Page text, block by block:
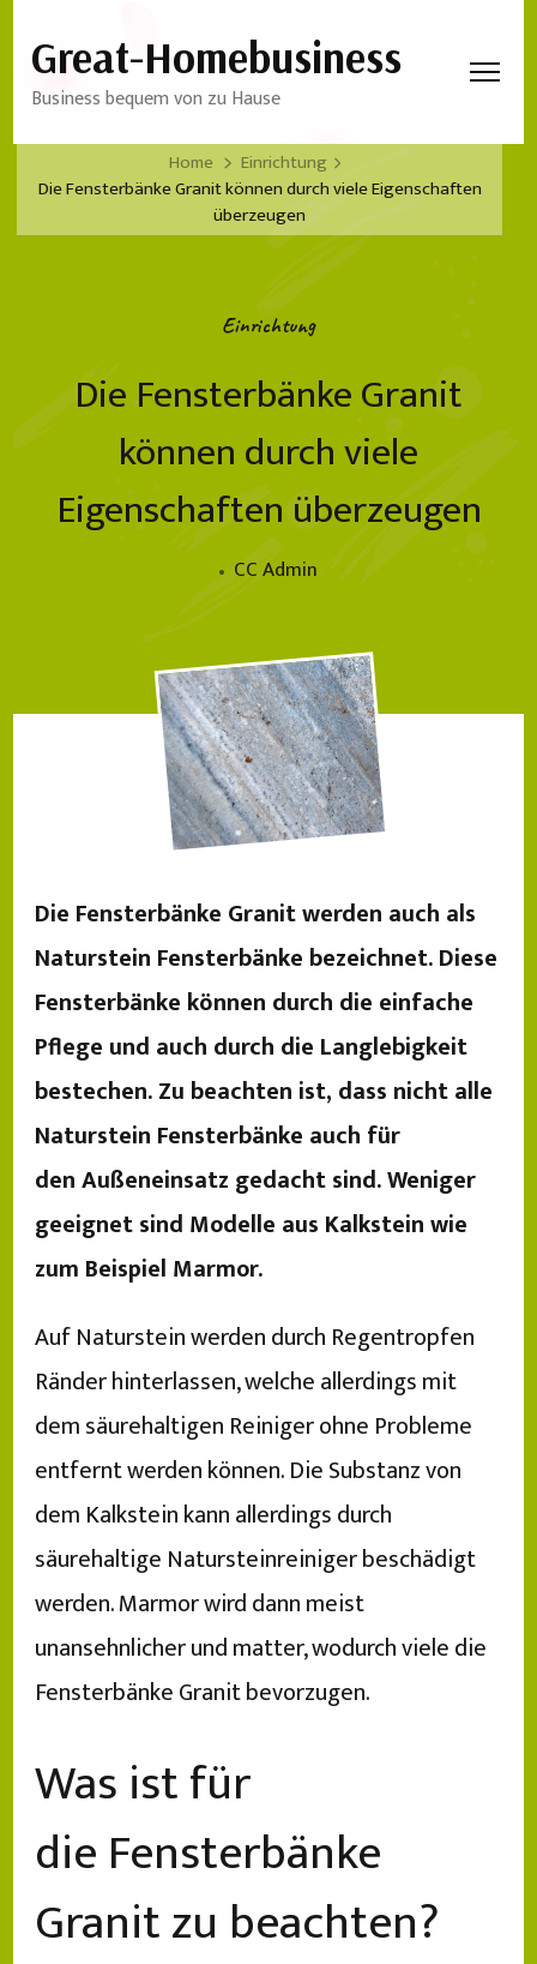
Great-Homebusiness
Business bequem von zu Hause
Home
Einrichtung
Die Fensterbänke Granit können durch viele Eigenschaften
überzeugen
Einrichtung
Die Fensterbänke Granit
können durch viele
Eigenschaften überzeugen
CC Admin
Die Fensterbänke Granit werden auch als
Naturstein Fensterbänke bezeichnet. Diese
Fensterbänke können durch die einfache
Pflege und auch durch die Langlebigkeit
bestechen. Zu beachten ist, dass nicht alle
Naturstein Fensterbänke auch für
den Außeneinsatz gedacht sind. Weniger
geeignet sind Modelle aus Kalkstein wie
zum Beispiel Marmor.
Auf Naturstein werden durch Regentropfen
Ränder hinterlassen, welche allerdings mit
dem säurehaltigen Reiniger ohne Probleme
entfernt werden können. Die Substanz von
dem Kalkstein kann allerdings durch
säurehaltige Natursteinreiniger beschädigt
werden. Marmor wird dann meist
unansehnlicher und matter, wodurch viele die
Fensterbänke Granit bevorzugen.
Was ist für
die Fensterbänke
Granit zu beachten?